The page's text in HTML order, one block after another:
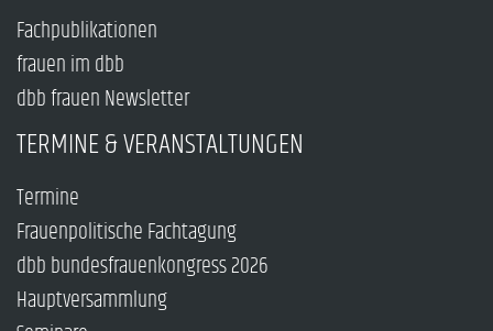
Fachpublikationen
frauen im dbb
dbb frauen Newsletter
TERMINE & VERANSTALTUNGEN
Termine
Frauenpolitische Fachtagung
dbb bundesfrauenkongress 2026
Hauptversammlung